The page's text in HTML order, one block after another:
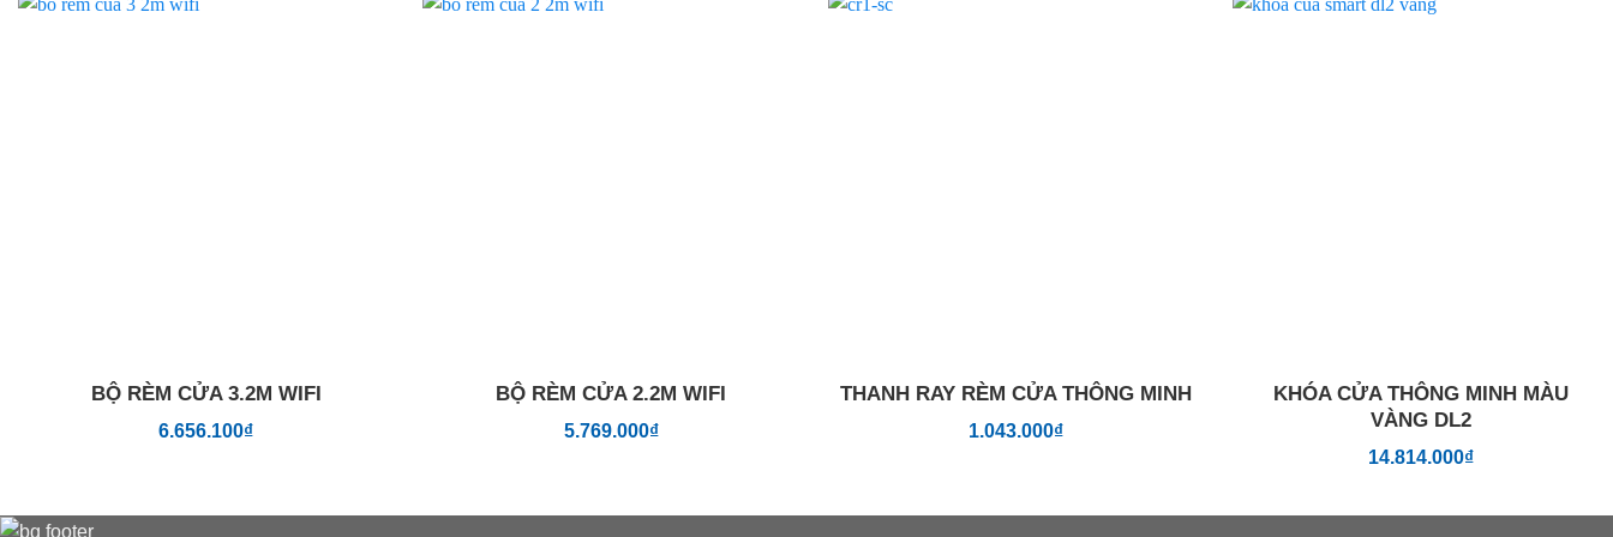
BỘ RÈM CỬA 3.2M WIFI
6.656.100₫
BỘ RÈM CỬA 2.2M WIFI
5.769.000₫
THANH RAY RÈM CỬA THÔNG MINH
1.043.000₫
KHÓA CỬA THÔNG MINH MÀU
VÀNG DL2
14.814.000₫